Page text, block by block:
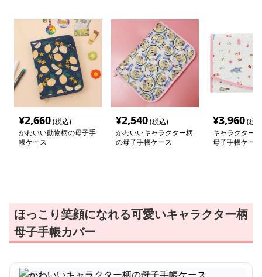
¥2,660(税込)
かわいい動物柄の母子手
帳ケース
¥2,540(税込)
かわいいキャラクター柄
の母子手帳ケース
¥3,960(税
キャラクター
母子手帳ケース
ほっこり笑顔になれる可愛いキャラクター柄
母子手帳カバー